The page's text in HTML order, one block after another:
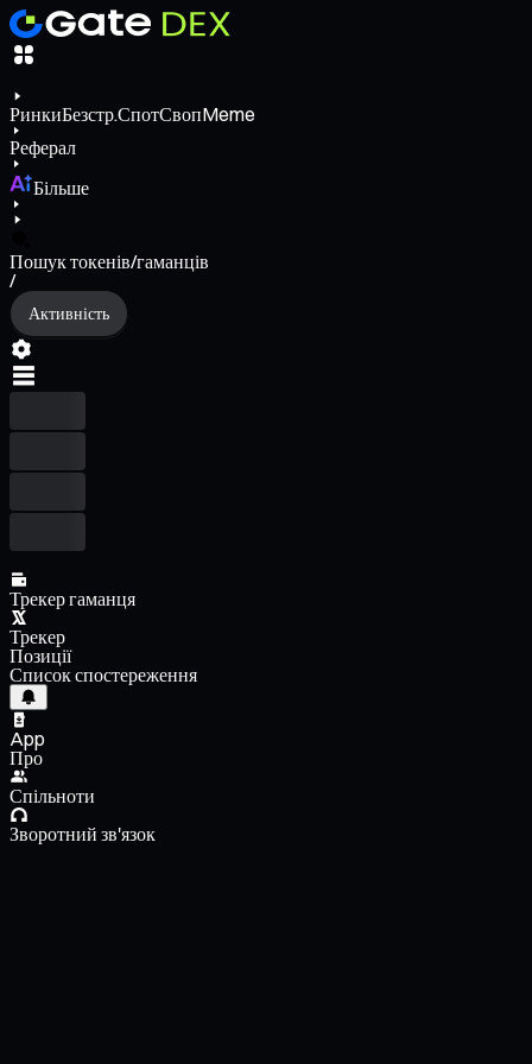
РинкиБезстр.СпотСвопMeme
Реферал
Більше
Пошук токенів/гаманців
/
Активність
Трекер гаманця
Трекер
Позиції
Список спостереження
App
Про
Спільноти
Зворотний зв'язок